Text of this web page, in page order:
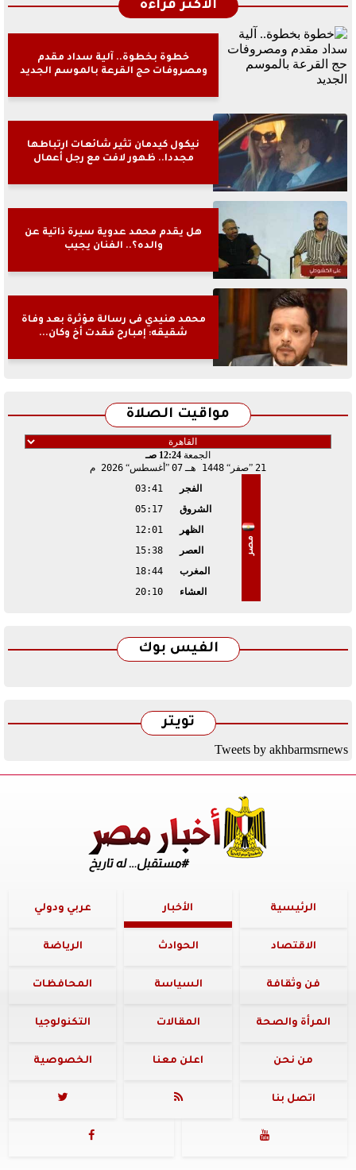
الأكثر قراءةً
خطوة بخطوة.. آلية سداد مقدم
ومصروفات حج القرعة بالموسم الجديد
نيكول كيدمان تثير شائعات ارتباطها
مجددا.. ظهور لافت مع رجل أعمال
هل يقدم محمد عدوية سيرة ذاتية عن
والده؟.. الفنان يجيب
محمد هنيدي فى رسالة مؤثرة بعد وفاة
شقيقه: إمبارح فقدت أخ وكان...
مواقيت الصلاة
الجمعة 12:24 صـ
21 صفر 1448 هـ 07 أغسطس 2026 م
مصر
الفجر
03:41
الشروق
05:17
الظهر
12:01
العصر
15:38
المغرب
18:44
العشاء
20:10
الفيس بوك
تويتر
Tweets by akhbarmsrnews
الرئيسية الأخبار عربي ودولي
الاقتصاد الحوادث الرياضة
فن وثقافة السياسة المحافظات
المرأة والصحة المقالات التكنولوجيا
من نحن اعلن معنا الخصوصية
اتصل بنا 


